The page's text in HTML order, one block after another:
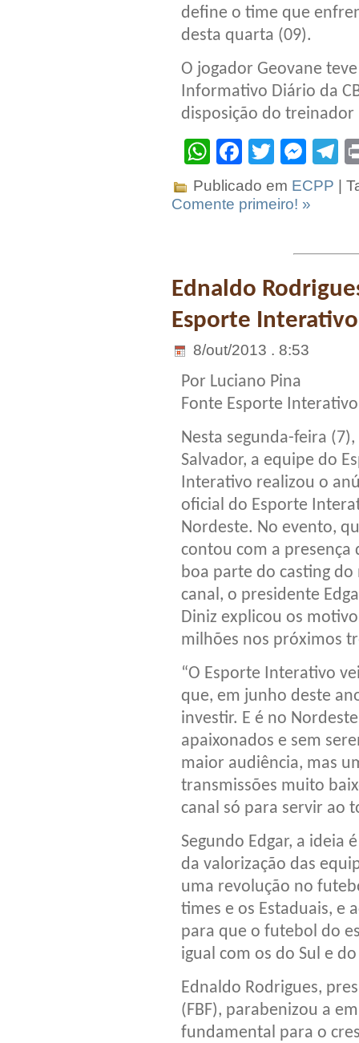
define o time que
desta quarta (09).
O jogador Geovane
Informativo Diário da
disposição do treinador
WhatsApp
Facebook
Twitter
Publicado em ECPP |
Comente primeiro! »
Ednaldo
Esporte Interativo
8/out/2013 . 8:53
Por Luciano Pina
Fonte Esporte Interativo
Nesta segunda-feira (7),
Salvador, a equipe do
Interativo realizou o
oficial do Esporte
Nordeste. No evento,
contou com a presença
boa parte do casting do
canal, o presidente
Diniz explicou os
milhões nos próximos
“O Esporte Interativo
que, em junho deste
investir. E é no
apaixonados e sem
maior audiência, mas
transmissões muito
canal só para servir ao
Segundo Edgar, a ideia
da valorização das
uma revolução no
times e os Estaduais, e
para que o futebol do
igual com os do Sul e do
Ednaldo Rodrigues,
(FBF), parabenizou a
fundamental para o